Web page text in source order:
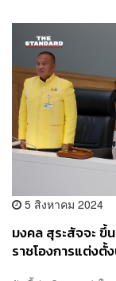
5 สิงหาคม 2024
มงคล สุระสัจจะ ขึ้
ราชโองการแต่งตั้